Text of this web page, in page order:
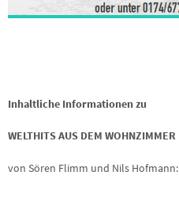
Inhaltliche Informationen zu
WELTHITS AUS DEM WOHNZIMMER
von Sören Flimm und Nils Hofmann: